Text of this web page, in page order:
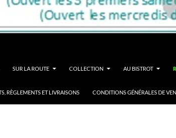
SUR LA ROUTE COLLECTION AU BISTROT
RÈGLEMENTS ET LIVRAISONS CONDITIONS GÉNÉRALES DE